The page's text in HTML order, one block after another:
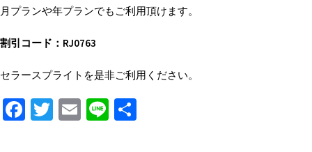
月プランや年プランでもご利用頂けます。
割引コード：RJ0763
セラースプライトを是非ご利用ください。
Fa T
E
Li